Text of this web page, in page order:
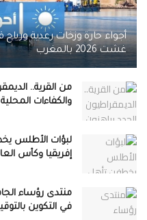
غشت 2026 بالمغرب
من القرية..
والكفاءات
لبؤات الأطلس
إفريقيا وكأس
منتدى رؤساء
في التكوين